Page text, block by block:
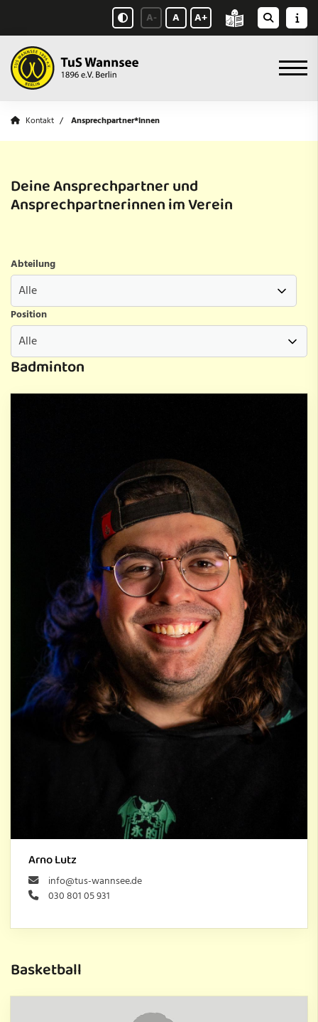
A- A A+
Kontakt Ansprechpartner*innen
Deine Ansprechpartner und
Ansprechpartnerinnen im Verein
Abteilung
Position
Badminton
Arno Lutz
info@tus-wannsee.de
030 801 05 931
Basketball